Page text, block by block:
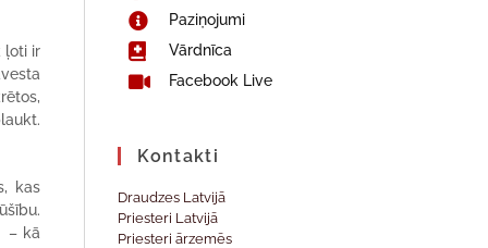
ļoti ir
kas
– kā
Paziņojumi
Vārdnīca
Facebook Live
Kontakti
Draudzes Latvijā
Priesteri Latvijā
Priesteri ārzemēs